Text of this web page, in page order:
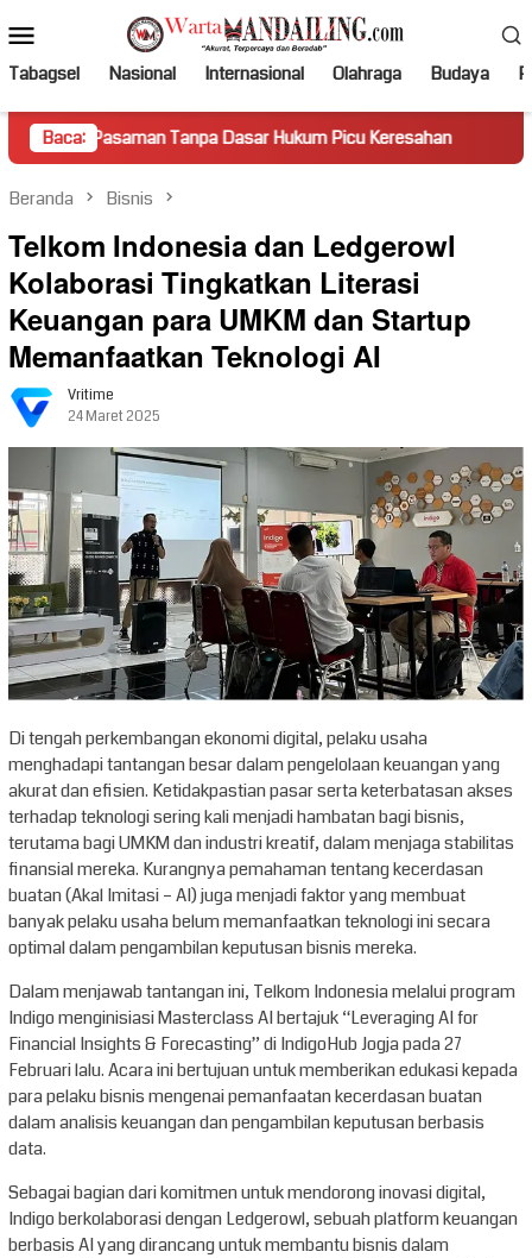
ke
kontenMobile
Tabagsel Nasional Internasional Olahraga Budaya
Baca:
Tanpa Dasar Hukum Picu Keresahan Truk Miring
Beranda Bisnis
Telkom Indonesia dan Ledgerowl
Kolaborasi Tingkatkan Literasi
Keuangan para UMKM dan Startup
Memanfaatkan Teknologi AI
Vritime
24 Maret 2025
Di tengah perkembangan ekonomi digital, pelaku usaha
menghadapi tantangan besar dalam pengelolaan keuangan yang
akurat dan efisien. Ketidakpastian pasar serta keterbatasan akses
terhadap teknologi sering kali menjadi hambatan bagi bisnis,
terutama bagi UMKM dan industri kreatif, dalam menjaga stabilitas
finansial mereka. Kurangnya pemahaman tentang kecerdasan
buatan (Akal Imitasi – AI) juga menjadi faktor yang membuat
banyak pelaku usaha belum memanfaatkan teknologi ini secara
optimal dalam pengambilan keputusan bisnis mereka.
Dalam menjawab tantangan ini, Telkom Indonesia melalui program
Indigo menginisiasi Masterclass AI bertajuk “Leveraging AI for
Financial Insights & Forecasting” di IndigoHub Jogja pada 27
Februari lalu. Acara ini bertujuan untuk memberikan edukasi kepada
para pelaku bisnis mengenai pemanfaatan kecerdasan buatan
dalam analisis keuangan dan pengambilan keputusan berbasis
data.
Sebagai bagian dari komitmen untuk mendorong inovasi digital,
Indigo berkolaborasi dengan Ledgerowl, sebuah platform keuangan
berbasis AI yang dirancang untuk membantu bisnis dalam